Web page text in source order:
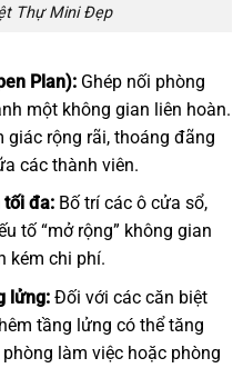
Thự Mini Đẹp
Plan):Ghép nối phòng
một không gian liên hoàn.
rộng rãi, thoáng đãng
các thành viên.
tối đa:Bố trí các ô cửa sổ,
tố “mở rộng” không gian
kém chi phí.
lửng:Đối với các căn biệt
tầng lửng có thể tăng
làm việc hoặc phòng